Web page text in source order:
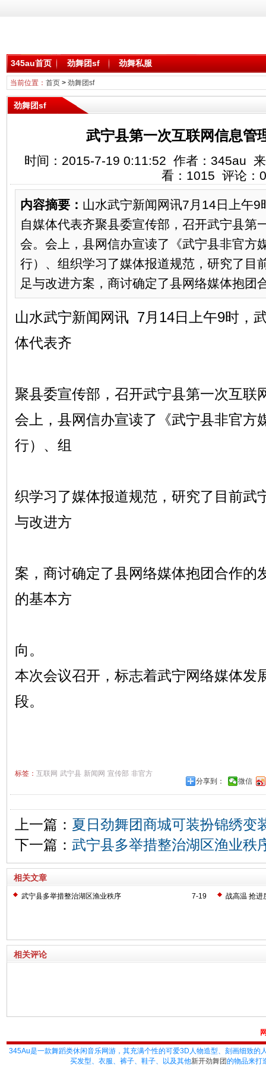
345au首页 劲舞团sf 劲舞私服
当前位置： 首页> 劲舞团sf
劲舞团sf
武宁县第一次互联网信息管
时间：2015-7-19 0:11:52 作者：345au
看： 1015 评论： 0
内容摘要： 山水武宁新闻网讯7月14日上午9
自媒体代表齐聚县委宣传部，召开武宁县第
会。会上，县网信办宣读了《武宁县非官方
行）、组织学习了媒体报道规范，研究了目
足与改进方案，商讨确定了县网络媒体抱团
山水武宁新闻网讯 7月14日上午9时，
体代表齐
聚县委宣传部，召开武宁县第一次互联
会上，县网信办宣读了《武宁县非官方
行）、组
织学习了媒体报道规范，研究了目前武
与改进方
案，商讨确定了县网络媒体抱团合作的
的基本方
向。
本次会议召开，标志着武宁网络媒体发
段。
标签： 互联网 武宁县 新闻网 宣传部 非官方
分享到：
微信
上一篇： 夏日劲舞团商城可装扮锦绣变
下一篇： 武宁县多举措整治湖区渔业秩
相关文章
7-19
武宁县多举措整治湖区渔业秩序 战高温 抢进
相关评论
345Au是一款舞蹈类休闲音乐网游，其充满个性的可爱3D人物造型、刻画细致
买发型、衣服、裤子、鞋子、以及其他新开劲舞团的物品来打